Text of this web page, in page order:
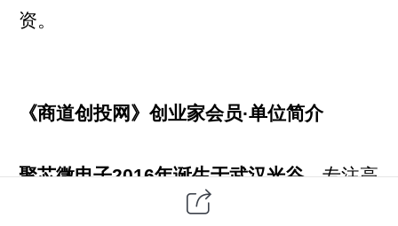
资。
《商道创投网》创业家会员·单位简介
聚芯微电子2016年诞生于武汉光谷，专注高
性能模拟与混合信号芯片，已在欧洲、北